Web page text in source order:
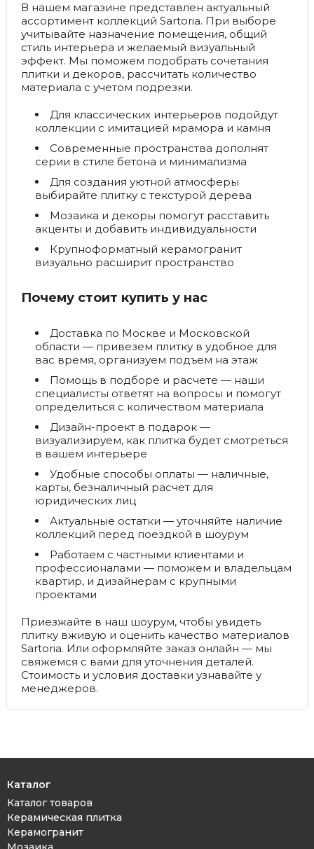
В нашем магазине представлен актуальный
ассортимент коллекций Sartoria. При выборе
учитывайте назначение помещения, общий
стиль интерьера и желаемый визуальный
эффект. Мы поможем подобрать сочетания
плитки и декоров, рассчитать количество
материала с учетом подрезки.
Для классических интерьеров подойдут
коллекции с имитацией мрамора и камня
Современные пространства дополнят
серии в стиле бетона и минимализма
Для создания уютной атмосферы
выбирайте плитку с текстурой дерева
Мозаика и декоры помогут расставить
акценты и добавить индивидуальности
Крупноформатный керамогранит
визуально расширит пространство
Почему стоит купить у нас
Доставка по Москве и Московской
области — привезем плитку в удобное для
вас время, организуем подъем на этаж
Помощь в подборе и расчете — наши
специалисты ответят на вопросы и помогут
определиться с количеством материала
Дизайн-проект в подарок —
визуализируем, как плитка будет смотреться
в вашем интерьере
Удобные способы оплаты — наличные,
карты, безналичный расчет для
юридических лиц
Актуальные остатки — уточняйте наличие
коллекций перед поездкой в шоурум
Работаем с частными клиентами и
профессионалами — поможем и владельцам
квартир, и дизайнерам с крупными
проектами
Приезжайте в наш шоурум, чтобы увидеть
плитку вживую и оценить качество материалов
Sartoria. Или оформляйте заказ онлайн — мы
свяжемся с вами для уточнения деталей.
Стоимость и условия доставки узнавайте у
менеджеров.
Каталог
Каталог товаров
Керамическая плитка
Керамогранит